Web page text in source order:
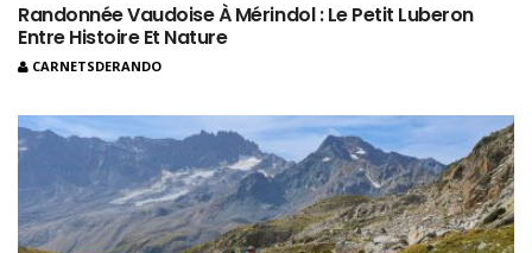
Randonnée Vaudoise À Mérindol : Le Petit Luberon
Entre Histoire Et Nature
CARNETSDERANDO